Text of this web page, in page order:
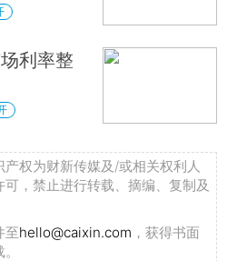
利率整
权为财新传媒及/或相关权利人
，禁止进行转载、摘编、复制及
至hello@caixin.com ，获得书面